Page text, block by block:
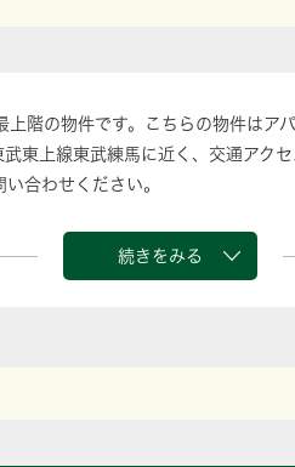
階の物件です。こちらの物件はア
東上線東武練馬に近く、交通アク
合わせください。
続きをみる